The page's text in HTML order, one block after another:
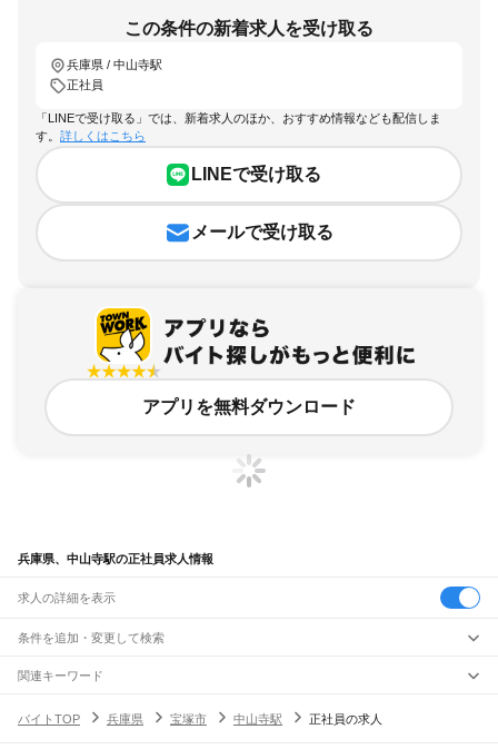
この条件の新着求人を受け取る
兵庫県 / 中山寺駅
正社員
「LINEで受け取る」では、新着求人のほか、おすすめ情報なども配信しま
す。 詳しくはこちら
LINEで受け取る
メールで受け取る
アプリを無料ダウンロード
兵庫県、中山寺駅の正社員求人情報
求人の詳細を表示
条件を追加・変更して検索
市区町村を追加・変更
兵庫県すべて
駅を追加・変更
関連キーワード
バイトTOP
兵庫県 宝塚市 中山寺駅 正社員の求人